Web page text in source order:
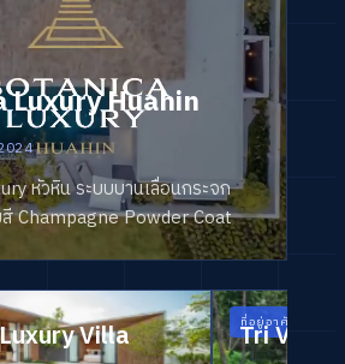
Luxury Huahin
หัวหิน ระบบบานเลื่อนกระจก
Champagne Powder Coat
Villa ที่อยู่อาศัย
Tri